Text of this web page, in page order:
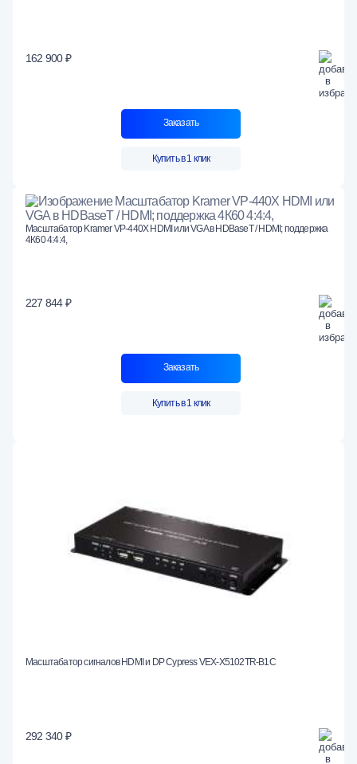
162 900 ₽
Заказать
Купить в 1 клик
Масштабатор Kramer VP-440X HDMI или VGA в HDBaseT / HDMI; поддержка
4К60 4:4:4,
227 844 ₽
Заказать
Купить в 1 клик
Масштабатор сигналов HDMI и DP Cypress VEX-X5102TR-B1C
292 340 ₽